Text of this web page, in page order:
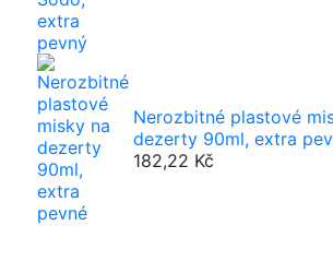
Nerozbitné plastové
dezerty 90ml, extra
182,22 Kč